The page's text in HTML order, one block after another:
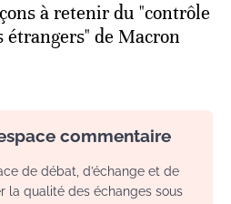
à retenir du "contrôle
étrangers" de Macron
commentaire
de débat, d’échange et de
la qualité des échanges sous